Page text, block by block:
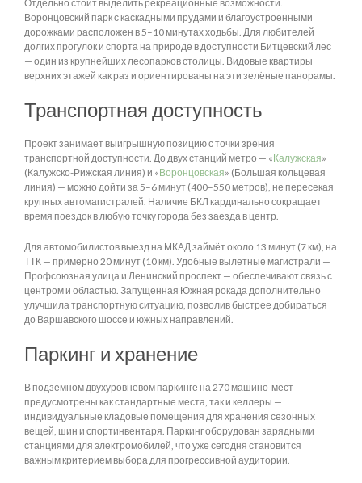
Отдельно стоит выделить рекреационные возможности.
Воронцовский парк с каскадными прудами и благоустроенными
дорожками расположен в 5–10 минутах ходьбы. Для любителей
долгих прогулок и спорта на природе в доступности Битцевский лес
— один из крупнейших лесопарков столицы. Видовые квартиры
верхних этажей как раз и ориентированы на эти зелёные панорамы.
Транспортная доступность
Проект занимает выигрышную позицию с точки зрения
транспортной доступности. До двух станций метро — «Калужская»
(Калужско-Рижская линия) и «Воронцовская» (Большая кольцевая
линия) — можно дойти за 5–6 минут (400–550 метров), не пересекая
крупных автомагистралей. Наличие БКЛ кардинально сокращает
время поездок в любую точку города без заезда в центр.
Для автомобилистов выезд на МКАД займёт около 13 минут (7 км), на
ТТК — примерно 20 минут (10 км). Удобные вылетные магистрали —
Профсоюзная улица и Ленинский проспект — обеспечивают связь с
центром и областью. Запущенная Южная рокада дополнительно
улучшила транспортную ситуацию, позволив быстрее добираться
до Варшавского шоссе и южных направлений.
Паркинг и хранение
В подземном двухуровневом паркинге на 270 машино-мест
предусмотрены как стандартные места, так и келлеры —
индивидуальные кладовые помещения для хранения сезонных
вещей, шин и спортинвентаря. Паркинг оборудован зарядными
станциями для электромобилей, что уже сегодня становится
важным критерием выбора для прогрессивной аудитории.